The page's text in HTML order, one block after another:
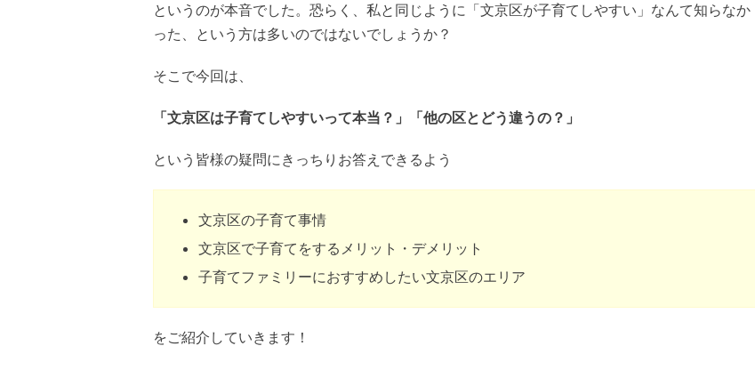
というのが本音でした。恐らく、私と同じように「文京区が子育てしやすい」なんて知らなか
った、という方は多いのではないでしょうか？
そこで今回は、
「文京区は子育てしやすいって本当？」「他の区とどう違うの？」
という皆様の疑問にきっちりお答えできるよう
文京区の子育て事情
文京区で子育てをするメリット・デメリット
子育てファミリーにおすすめしたい文京区のエリア
をご紹介していきます！